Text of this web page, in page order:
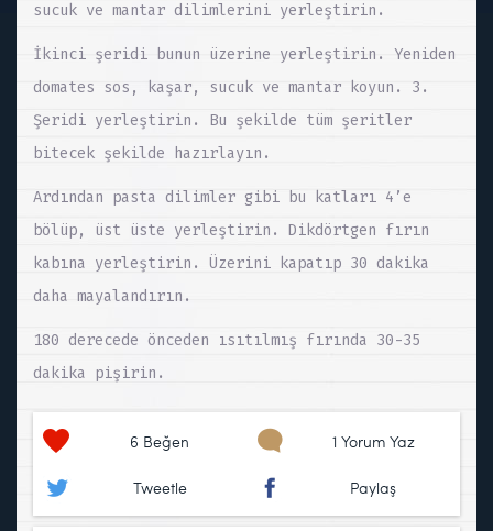
sucuk ve mantar dilimlerini yerleştirin.
İkinci şeridi bunun üzerine yerleştirin. Yeniden
domates sos, kaşar, sucuk ve mantar koyun. 3.
Şeridi yerleştirin. Bu şekilde tüm şeritler
bitecek şekilde hazırlayın.
Ardından pasta dilimler gibi bu katları 4’e
bölüp, üst üste yerleştirin. Dikdörtgen fırın
kabına yerleştirin. Üzerini kapatıp 30 dakika
daha mayalandırın.
180 derecede önceden ısıtılmış fırında 30-35
dakika pişirin.
6 Beğen 1 Yorum Yaz
Tweetle Paylaş